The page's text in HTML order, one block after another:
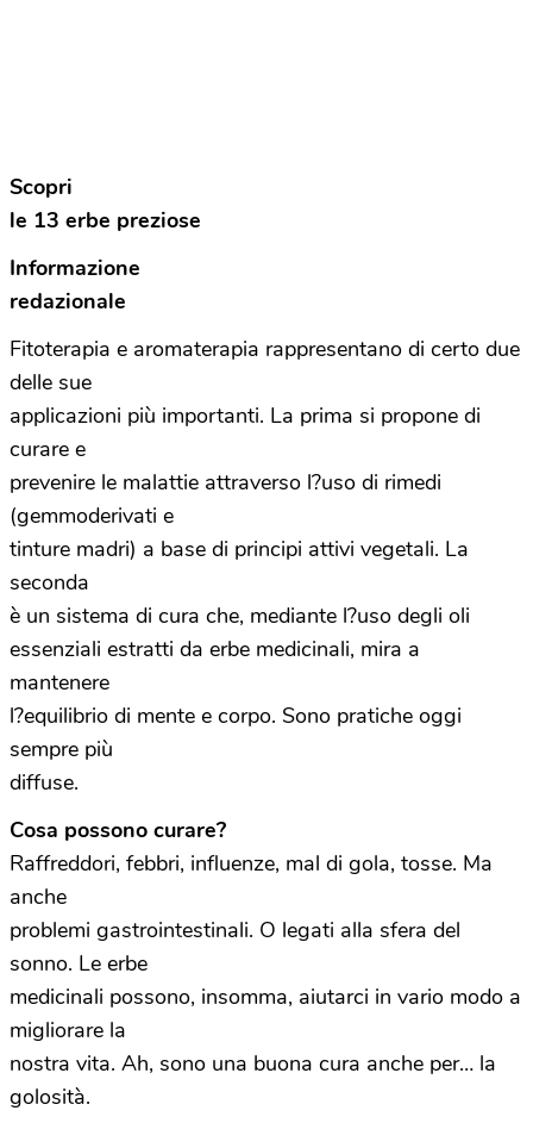
Scopri
le 13 erbe preziose
Informazione
redazionale
Fitoterapia e aromaterapia rappresentano di certo due
delle sue
applicazioni più importanti. La prima si propone di
curare e
prevenire le malattie attraverso l?uso di rimedi
(gemmoderivati e
tinture madri) a base di principi attivi vegetali. La
seconda
è un sistema di cura che, mediante l?uso degli oli
essenziali estratti da erbe medicinali, mira a
mantenere
l?equilibrio di mente e corpo. Sono pratiche oggi
sempre più
diffuse.
Cosa possono curare?
Raffreddori, febbri, influenze, mal di gola, tosse. Ma
anche
problemi gastrointestinali. O legati alla sfera del
sonno. Le erbe
medicinali possono, insomma, aiutarci in vario modo a
migliorare la
nostra vita. Ah, sono una buona cura anche per… la
golosità.